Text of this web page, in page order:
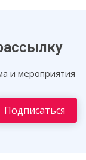
и мероприятия